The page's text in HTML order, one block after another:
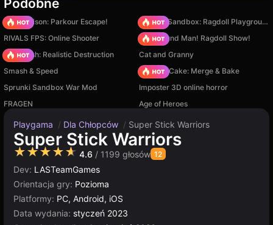
Podobne
Barry Prison: Parkour Escape!
Sprunki Sandbox: Ragdoll Playground Mode
RIVALS FPS: Online Shooter
Playground Man! Ragdoll Show!
Car Crush: Realistic Destruction
Cat and Granny
Smash & Speed
Piece of Cake: Merge & Bake
Sprunki Sandbox War Mod
Imposter 3D online horror
FRAGEN
Age of Heroes
Playgama / Dla Chłopców / Super Stick Warriors
Super Stick Warriors
★★★★★ 4.6 / 1199 głosów 12
Dev: LASTeamGames
Orientacja gry: Pozioma
Platformy: PC, Android, iOS
Data wydania: styczeń 2023